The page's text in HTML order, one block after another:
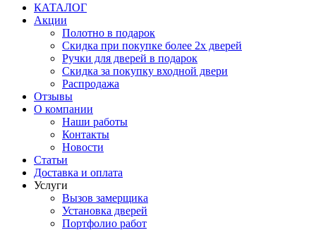
КАТАЛОГ
Акции
Полотно в подарок
Скидка при покупке более 2х дверей
Ручки для дверей в подарок
Скидка за покупку входной двери
Распродажа
Отзывы
О компании
Наши работы
Контакты
Новости
Статьи
Доставка и оплата
Услуги
Вызов замерщика
Установка дверей
Портфолио работ